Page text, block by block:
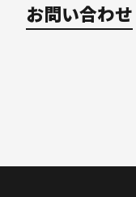
お問い合わせ